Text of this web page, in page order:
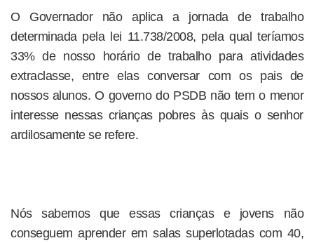
O Governador não aplica a jornada de trabalho
determinada pela lei 11.738/2008, pela qual teríamos
33% de nosso horário de trabalho para atividades
extraclasse, entre elas conversar com os pais de
nossos alunos. O governo do PSDB não tem o menor
interesse nessas crianças pobres às quais o senhor
ardilosamente se refere.
Nós sabemos que essas crianças e jovens não
conseguem aprender em salas superlotadas com 40,